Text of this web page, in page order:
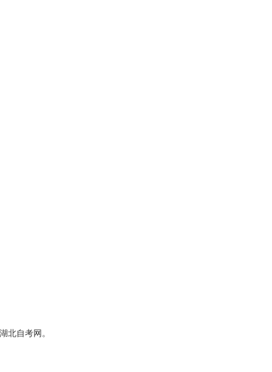
北自考网。